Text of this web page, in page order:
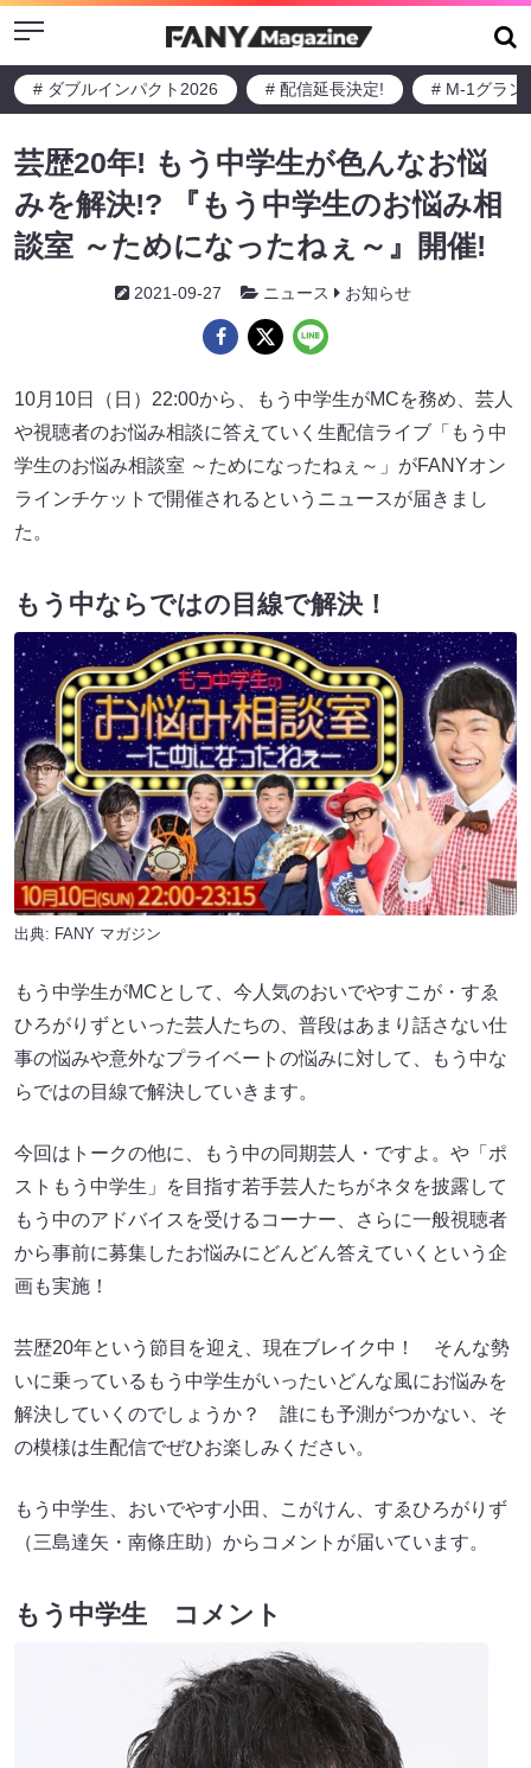
Menu
# ダブルインパクト2026 # 配信延長決定! # M-1グラン
芸歴20年! もう中学生が色んなお悩
みを解決!? 『もう中学生のお悩み相
談室 ～ためになったねぇ～』開催!
2021-09-27 ニュース お知らせ
10月10日（日）22:00から、もう中学生がMCを務め、芸人
や視聴者のお悩み相談に答えていく生配信ライブ「もう中
学生のお悩み相談室 ～ためになったねぇ～」がFANYオン
ラインチケットで開催されるというニュースが届きまし
た。
もう中ならではの目線で解決！
出典: FANY マガジン
もう中学生がMCとして、今人気のおいでやすこが・すゑ
ひろがりずといった芸人たちの、普段はあまり話さない仕
事の悩みや意外なプライベートの悩みに対して、もう中な
らではの目線で解決していきます。
今回はトークの他に、もう中の同期芸人・ですよ。や「ポ
ストもう中学生」を目指す若手芸人たちがネタを披露して
もう中のアドバイスを受けるコーナー、さらに一般視聴者
から事前に募集したお悩みにどんどん答えていくという企
画も実施！
芸歴20年という節目を迎え、現在ブレイク中！ そんな勢
いに乗っているもう中学生がいったいどんな風にお悩みを
解決していくのでしょうか？ 誰にも予測がつかない、そ
の模様は生配信でぜひお楽しみください。
もう中学生、おいでやす小田、こがけん、すゑひろがりず
（三島達矢・南條庄助）からコメントが届いています。
もう中学生 コメント